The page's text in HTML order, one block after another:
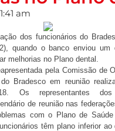
am
dos funcionários do
quando o banco enviou um
melhorias no Plano dental.
pela Comissão de
do Bradesco em reunião
Os representantes dos
de reunião nas
com o Plano de
têm plano inferior ao